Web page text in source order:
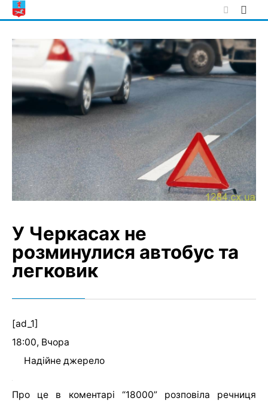
Skip
to
У Черкасах не
розминулися автобус та
легковик
[ad_1]
18:00, Вчора
Надійне джерело
Про це в коментарі “18000” розповіла речниця